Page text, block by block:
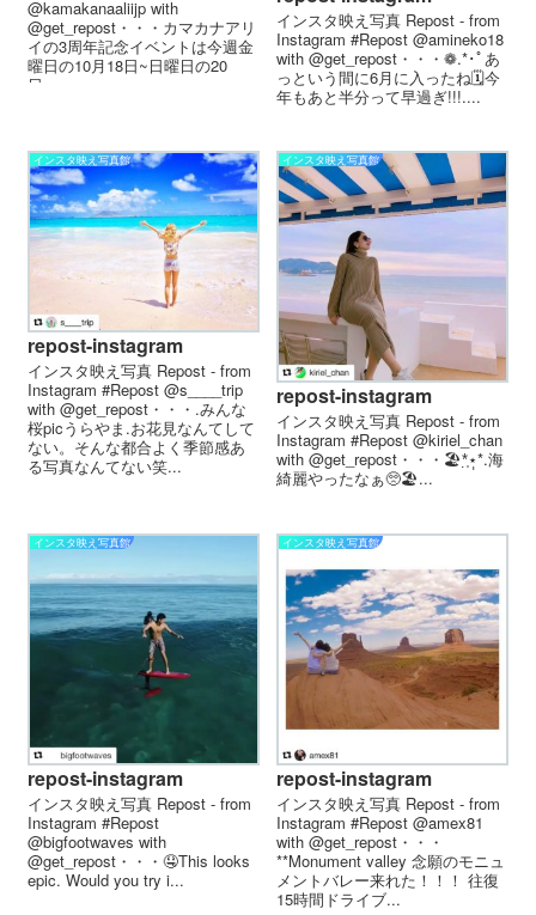
@kamakanaaliijp with
@get_repost・・・カマカナアリ
イの3周年記念イベントは今週金
曜日の10月18日~日曜日の20
日。...
インスタ映え写真 Repost - from
Instagram #Repost @amineko18
with @get_repost・・・❁.*･ﾟあ
っという間に6月に入ったね🗓今
年もあと半分って早過ぎ!!!....
インスタ映え写真館
repost-instagram
インスタ映え写真 Repost - from
Instagram #Repost @s____trip
with @get_repost・・・.みんな
桜picうらやま.お花見なんてして
ない。そんな都合よく季節感あ
る写真なんてない笑...
インスタ映え写真館
repost-instagram
インスタ映え写真 Repost - from
Instagram #Repost @kiriel_chan
with @get_repost・・・🏖*̣̩⋆̩*.海
綺麗やったなぁ🥺🏖...
インスタ映え写真館
repost-instagram
インスタ映え写真 Repost - from
Instagram #Repost
@bigfootwaves with
@get_repost・・・🤤This looks
epic. Would you try i...
インスタ映え写真館
repost-instagram
インスタ映え写真 Repost - from
Instagram #Repost @amex81
with @get_repost・・・
**Monument valley 念願のモニュ
メントバレー来れた！！！ 往復
15時間ドライブ...